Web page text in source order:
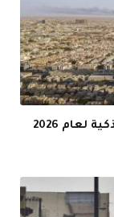
2026